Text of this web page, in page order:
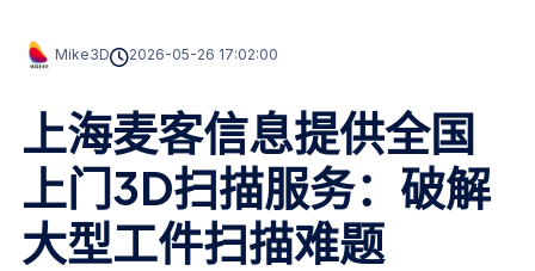
Mike3D 2026-05-26 17:02:00
上海麦客信息提供全国
上门3D扫描服务：破解
大型工件扫描难题